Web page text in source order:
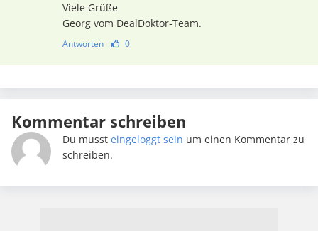
Viele Grüße
Georg vom DealDoktor-Team.
Antworten 0
Kommentar schreiben
Du musst eingeloggt sein um einen Kommentar zu
schreiben.